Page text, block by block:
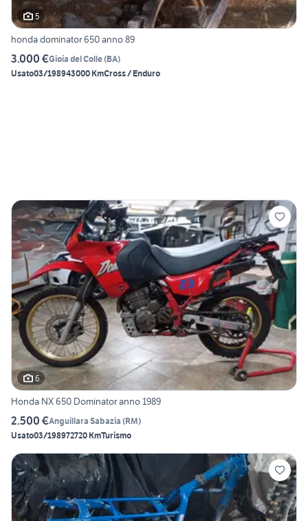
5
honda dominator 650 anno 89
3.000 €Gioia del Colle(BA)
Usato03/198943000 KmCross / Enduro
6
Honda NX 650 Dominator anno 1989
2.500 €Anguillara Sabazia (RM)
Usato03/198972720 KmTurismo